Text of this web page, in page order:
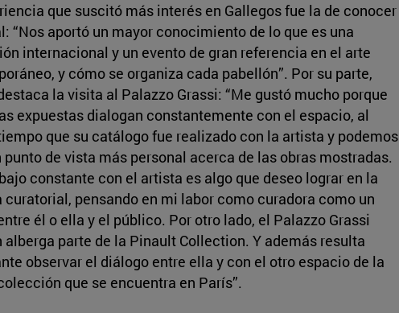
que suscitó más interés en Gallegos fue la de conocer
“Nos aportó un mayor conocimiento de lo que es una
internacional y un evento de gran referencia en el arte
y cómo se organiza cada pabellón”. Por su parte,
la visita al Palazzo Grassi: “Me gustó mucho porque
expuestas dialogan constantemente con el espacio, al
que su catálogo fue realizado con la artista y podemos
punto de vista más personal acerca de las obras mostradas.
constante con el artista es algo que deseo lograr en la
curatorial, pensando en mi labor como curadora como un
él o ella y el público. Por otro lado, el Palazzo Grassi
parte de la Pinault Collection. Y además resulta
observar el diálogo entre ella y con el otro espacio de la
que se encuentra en París”.